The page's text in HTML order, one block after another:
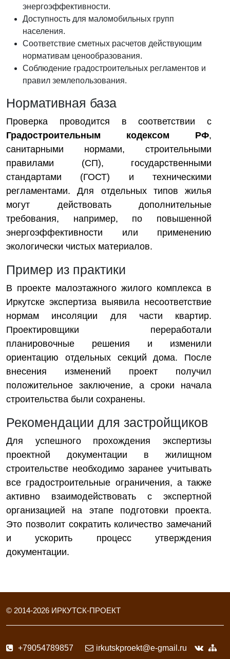
энергоэффективности.
Доступность для маломобильных групп
населения.
Соответствие сметных расчетов действующим
нормативам ценообразования.
Соблюдение градостроительных регламентов и
правил землепользования.
Нормативная база
Проверка проводится в соответствии с
Градостроительным кодексом РФ,
санитарными нормами, строительными
правилами (СП), государственными
стандартами (ГОСТ) и техническими
регламентами. Для отдельных типов жилья
могут действовать дополнительные
требования, например, по повышенной
энергоэффективности или применению
экологически чистых материалов.
Пример из практики
В проекте малоэтажного жилого комплекса в
Иркутске экспертиза выявила несоответствие
нормам инсоляции для части квартир.
Проектировщики переработали
планировочные решения и изменили
ориентацию отдельных секций дома. После
внесения изменений проект получил
положительное заключение, а сроки начала
строительства были сохранены.
Рекомендации для застройщиков
Для успешного прохождения экспертизы
проектной документации в жилищном
строительстве необходимо заранее учитывать
все градостроительные ограничения, а также
активно взаимодействовать с экспертной
организацией на этапе подготовки проекта.
Это позволит сократить количество замечаний
и ускорить процесс утверждения
документации.
© 2014-2026 ИРКУТСК-ПРОЕКТ
+79054789857 irkutskproekt@e-gmail.ru